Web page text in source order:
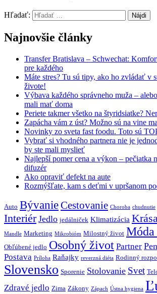
Hľadať:
Najnovšie články
Transfer Bratislava – Schwechat:
pre každého
Máte stres? Tu sú tipy, ako ho zvládať v
živote!
Výbava každého správneho muža –
mali mať doma
Periete takmer všetko na štyridsiatke?
Zapácha vám z úst? Možno sú na vine
Novinky zo sveta fast foodu. Toto sú
Vybrať si vhodného partnera nie je
by ste mali myslieť
Najlepší pomer cena a výkon – pečiatka
difuzér
Ako opraviť defekt na aute
Rozmýšľate, kam s deťmi v upršanom
Auto BývanieCestovanie Choroba chudnutie
Interiér Jedlo jedálniček Klimatizácia Krása
Mandle Marketing Mikrobióm Milostný život Móda
Obľúbené jedlo Osobný život Partner
Postava Príloha Raňajky reverzná diéta Rodinný
Slovensko Sporenie Stolovanie Svet
Zdravé jedlo Zima Zákony Zápach Ústna hygiena